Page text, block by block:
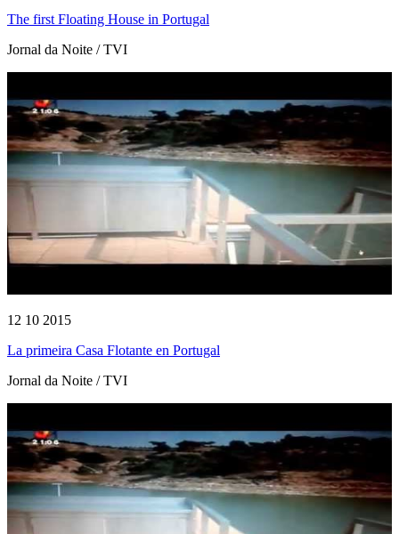
The first Floating House in Portugal
Jornal da Noite / TVI
12 10 2015
La primeira Casa Flotante en Portugal
Jornal da Noite / TVI